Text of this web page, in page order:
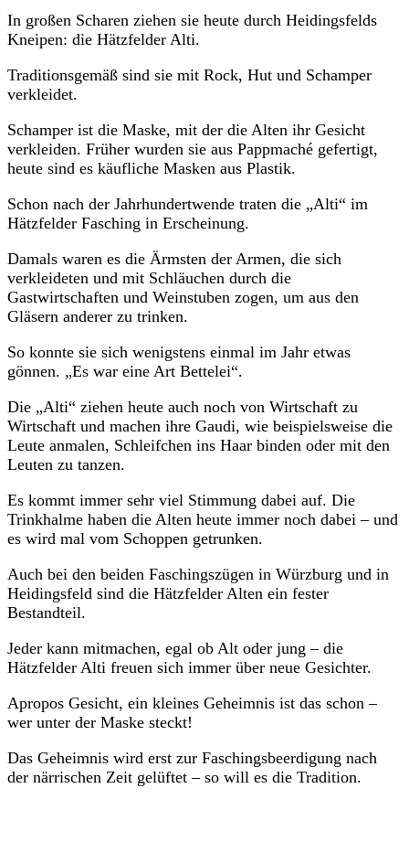
In großen Scharen ziehen sie heute durch Heidingsfelds
Kneipen: die Hätzfelder Alti.
Traditionsgemäß sind sie mit Rock, Hut und Schamper
verkleidet.
Schamper ist die Maske, mit der die Alten ihr Gesicht
verkleiden. Früher wurden sie aus Pappmaché gefertigt,
heute sind es käufliche Masken aus Plastik.
Schon nach der Jahrhundertwende traten die „Alti“ im
Hätzfelder Fasching in Erscheinung.
Damals waren es die Ärmsten der Armen, die sich
verkleideten und mit Schläuchen durch die
Gastwirtschaften und Weinstuben zogen, um aus den
Gläsern anderer zu trinken.
So konnte sie sich wenigstens einmal im Jahr etwas
gönnen. „Es war eine Art Bettelei“.
Die „Alti“ ziehen heute auch noch von Wirtschaft zu
Wirtschaft und machen ihre Gaudi, wie beispielsweise die
Leute anmalen, Schleifchen ins Haar binden oder mit den
Leuten zu tanzen.
Es kommt immer sehr viel Stimmung dabei auf. Die
Trinkhalme haben die Alten heute immer noch dabei – und
es wird mal vom Schoppen getrunken.
Auch bei den beiden Faschingszügen in Würzburg und in
Heidingsfeld sind die Hätzfelder Alten ein fester
Bestandteil.
Jeder kann mitmachen, egal ob Alt oder jung – die
Hätzfelder Alti freuen sich immer über neue Gesichter.
Apropos Gesicht, ein kleines Geheimnis ist das schon –
wer unter der Maske steckt!
Das Geheimnis wird erst zur Faschingsbeerdigung nach
der närrischen Zeit gelüftet – so will es die Tradition.